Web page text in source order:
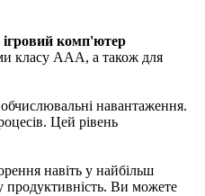
ігровий комп'ютер
класу ААА, а також для
навантаження.
Цей рівень
навіть у найбільш
продуктивність. Ви можете